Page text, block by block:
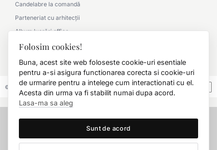
Candelabre la comandă
Parteneriat cu arhitecții
Album lucrări office
Album lucrări clasic
0790 360 000
© 2026 FD.Stil International Art.
Folosim cookies!
Buna, acest site web foloseste cookie-uri esentiale
pentru a-si asigura functionarea corecta si cookie-uri
de urmarire pentru a intelege cum interactionati cu el.
Acesta din urma va fi stabilit numai dupa acord.
Lasa-ma sa aleg
Sunt de acord